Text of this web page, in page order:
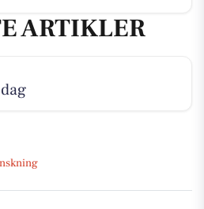
ARTIKLER